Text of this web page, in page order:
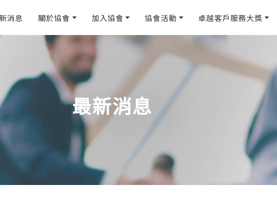
消息 關於協會 加入協會 協會活動 卓越客戶服務大獎
最新消息